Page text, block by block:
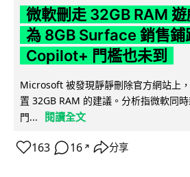
微軟刪走 32GB RAM
為 8GB Surface 銷售鋪
Copilot+ 門檻也未到
Microsoft 被發現靜靜刪除官方網站上
置 32GB RAM 的建議。分析指微軟同
門...
閱讀全文
163 16 ↗ 分享